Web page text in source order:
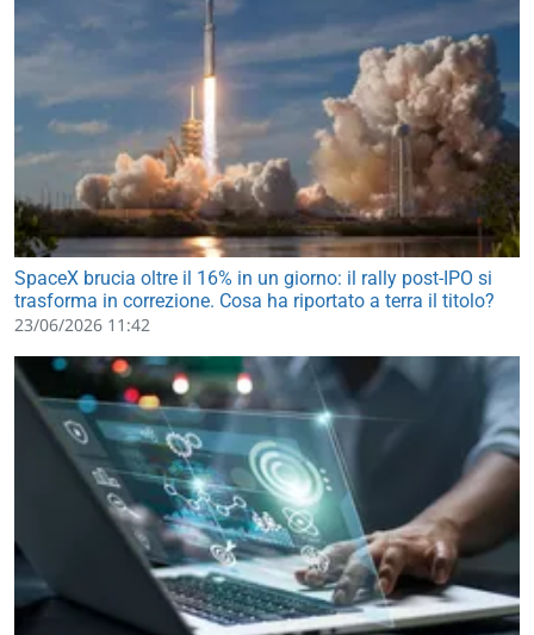
SpaceX brucia oltre il 16% in un giorno: il rally post-IPO si
trasforma in correzione. Cosa ha riportato a terra il titolo?
23/06/2026 11:42